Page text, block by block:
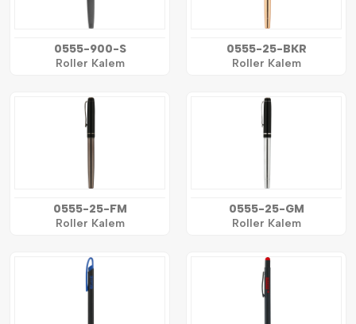
0555-900-S
Roller Kalem
0555-25-BKR
Roller Kalem
0555-25-FM
Roller Kalem
0555-25-GM
Roller Kalem